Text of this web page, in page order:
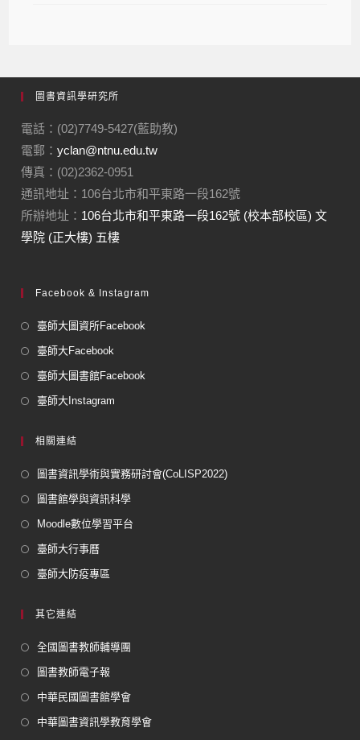
圖書資訊學研究所
電話：(02)7749-5427(藍助教)
電郵：yclan@ntnu.edu.tw
傳真：(02)2362-0951
通訊地址：106台北市和平東路一段162號
所辦地址： 106台北市和平東路一段162號 (校本部校區) 文
學院 (正大樓) 五樓
Facebook & Instagram
臺師大圖資所Facebook
臺師大Facebook
臺師大圖書館Facebook
臺師大Instagram
相關連結
圖書資訊學術與實務研討會(CoLISP2022)
圖書館學與資訊科學
Moodle數位學習平台
臺師大行事曆
臺師大防疫專區
其它連結
全國圖書教師輔導團
圖書教師電子報
中華民國圖書館學會
中華圖書資訊學教育學會